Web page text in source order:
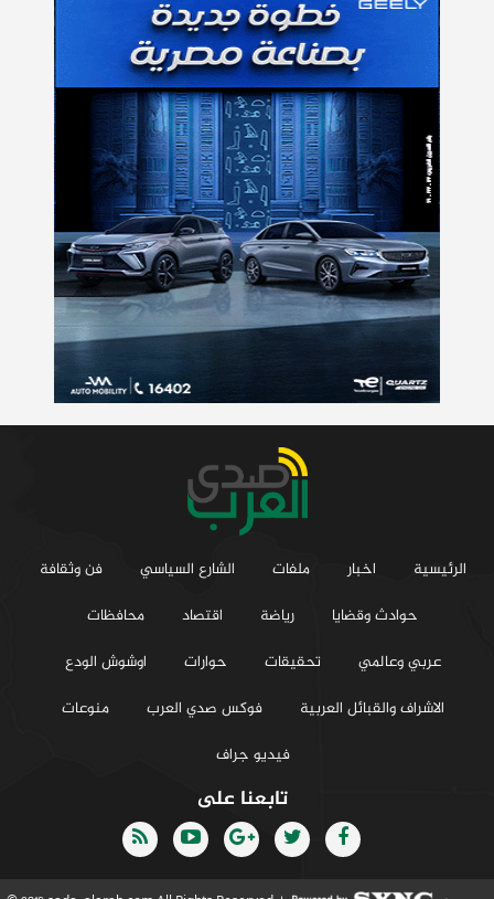
الرئيسية اخبار ملفات الشارع السياسي
فن وثقافة
حوادث وقضايا
رياضة اقتصاد
محافظات
عربي وعالمي
تحقيقات حوارات
اوشوش الودع
الاشراف والقبائل العربية
فوكس صدي العرب
منوعات
فيديو جراف
تابعنا على